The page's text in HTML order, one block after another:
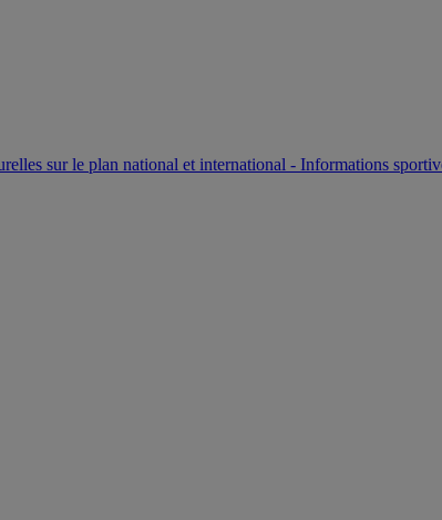
sur le plan national et international - Informations